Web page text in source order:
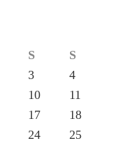
S
S
3
4
10
11
17
18
24
25